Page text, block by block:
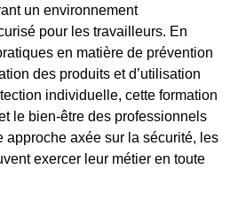
un environnement
pour les travailleurs. En
en matière de prévention
des produits et d’utilisation
individuelle, cette formation
le bien-être des professionnels
approche axée sur la sécurité, les
exercer leur métier en toute